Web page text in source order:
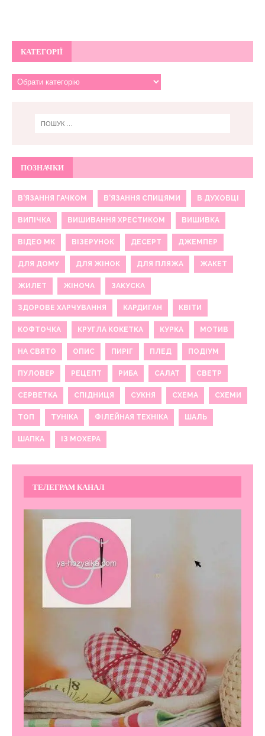
КАТЕГОРІЇ
ПОЗНАЧКИ
В'ЯЗАННЯ ГАЧКОМ В'ЯЗАННЯ СПИЦЯМИ В ДУХОВЦІ
ВИПІЧКА ВИШИВАННЯ ХРЕСТИКОМ ВИШИВКА
ВІДЕО МК ВІЗЕРУНОК ДЕСЕРТ ДЖЕМПЕР
ДЛЯ ДОМУ ДЛЯ ЖІНОК ДЛЯ ПЛЯЖА ЖАКЕТ
ЖИЛЕТ ЖІНОЧА ЗАКУСКА
ЗДОРОВЕ ХАРЧУВАННЯ КАРДИГАН КВІТИ
КОФТОЧКА КРУГЛА КОКЕТКА КУРКА МОТИВ
НА СВЯТО ОПИС ПИРІГ ПЛЕД ПОДІУМ
ПУЛОВЕР РЕЦЕПТ РИБА САЛАТ СВЕТР
СЕРВЕТКА СПІДНИЦЯ СУКНЯ СХЕМА СХЕМИ
ТОП ТУНІКА ФІЛЕЙНАЯ ТЕХНІКА ШАЛЬ
ШАПКА ІЗ МОХЕРА
ТЕЛЕГРАМ КАНАЛ